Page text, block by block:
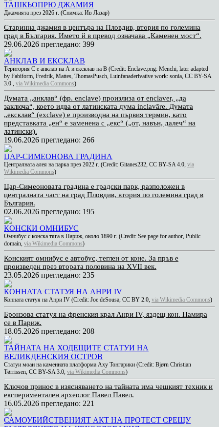
ТАШКЬОПРЮ ДЖАМИЯ
Джамията през 2026 г. (Снимка: Ив Лазар)
Старинна джамия в центъра на Пловдив, втория по големина
град в България. Името й в превод означава „Каменен мост“.
29.06.2026 прегледано: 399
АНКЛАВ И ЕКСКЛАВ
Територия C e анклав на А и ексклав на B (Credit: Enclave.png: Menchi, later adapted
by Fabiform, Fredrik, Mattes, ThomasPusch, Luinfanaderivative work: sonia, CC BY-SA
3.0 , via Wikimedia Commons)
Думата „анклав“ (фр. еnclave) произлиза от enclaver, „да
заключа“, което идва от латинската дума inclavāre. Думата
„ексклав“ (exclave) е производна на първия термин, като
представката „ен“ е заменена с „екс“ („от, навън, далеч“ на
латински).
19.06.2026 прегледано: 266
ЦАР-СИМЕОНОВА ГРАДИНА
Централната алея на парка през 2022 г. (Credit: Gitanes232, CC BY-SA 4.0, via
Wikimedia Commons)
Цар-Симеоновата градина е градски парк, разположен в
централната част на град Пловдив, втория по големина град в
България.
02.06.2026 прегледано: 195
КОНСКИ ОМНИБУС
Омнибус с конска тяга в Париж, около 1890 г. (Credit: See page for author, Public
domain, via Wikimedia Commons)
Конският омнибус е автобус, теглен от коне. За пръв е
произведен през втората половина на XVII век.
23.05.2026 прегледано: 235
КОННАТА СТАТУЯ НА АНРИ IV
Конната статуя на Анри IV (Credit: Joe deSousa, CC BY 2.0, via Wikimedia Commons)
Бронзова статуя на френския крал Анри IV, яздещ кон. Намира
се в Париж.
18.05.2026 прегледано: 208
ТАЙНАТА НА ХОДЕЩИТЕ СТАТУИ НА
ВЕЛИКДЕНСКИЯ ОСТРОВ
Статуи моаи на каменната платформа Аху Тонгарики (Credit: Bjørn Christian
Tørrissen, CC BY-SA 3.0, via Wikimedia Commons)
Ключов принос в изясняването на тайната има чешкият техник и
експериментален археолог Павел Павел.
16.05.2026 прегледано: 221
САМОУБИЙСТВЕНИЯТ АКТ НА ПРОТЕСТ СРЕЩУ